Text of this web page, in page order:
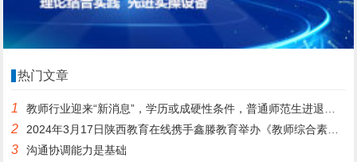
热门文章
1 教师行业迎来“新消息”，学历或成硬性条件，普通师范生进退两难
2 2024年3月17日陕西教育在线携手鑫滕教育举办《教师综合素质提升公益课》
3
沟通协调能力是基础